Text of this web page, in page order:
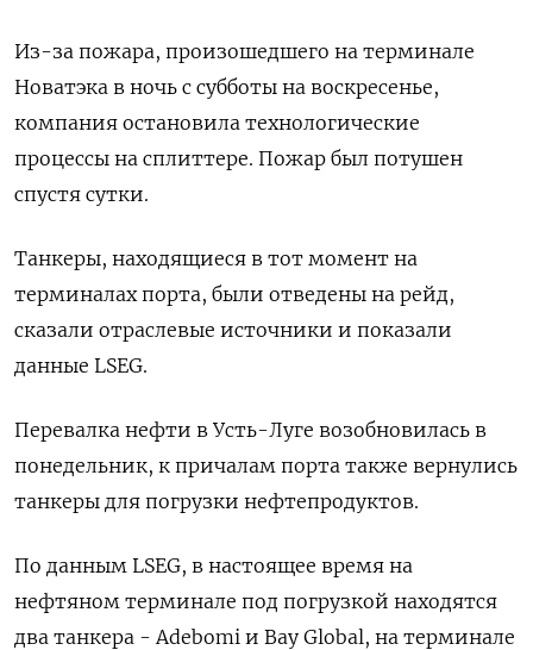
Из-за пожара, произошедшего на терминале
Новатэка в ночь с субботы на воскресенье,
компания остановила технологические
процессы на сплиттере. Пожар был потушен
спустя сутки.
Танкеры, находящиеся в тот момент на
терминалах порта, были отведены на рейд,
сказали отраслевые источники и показали
данные LSEG.
Перевалка нефти в Усть-Луге возобновилась в
понедельник, к причалам порта также вернулись
танкеры для погрузки нефтепродуктов.
По данным LSEG, в настоящее время на
нефтяном терминале под погрузкой находятся
два танкера - Adebomi и Bay Global, на терминале